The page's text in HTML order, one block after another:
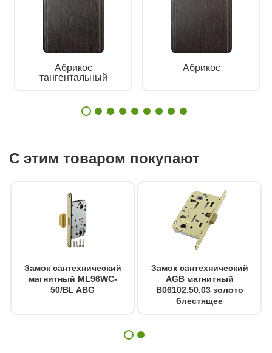
Абрикос
тангентальный
Абрикос
С этим товаром покупают
Замок сантехнический
магнитный ML96WC-
50/BL ABG
Замок сантехнический
AGB магнитный
B06102.50.03 золото
блестящее